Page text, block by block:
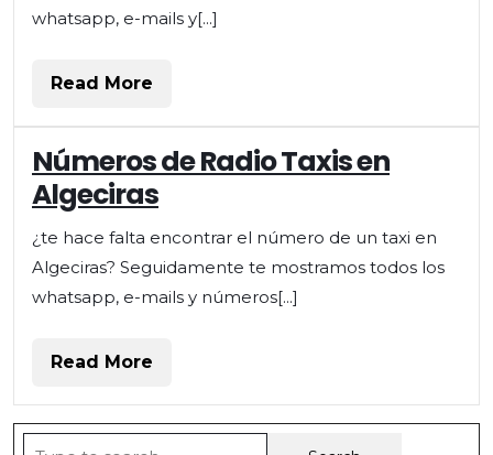
whatsapp, e-mails y[...]
Read More
Números de Radio Taxis en
Algeciras
¿te hace falta encontrar el número de un taxi en
Algeciras? Seguidamente te mostramos todos los
whatsapp, e-mails y números[...]
Read More